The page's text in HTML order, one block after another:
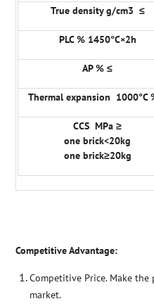
True density g/cm3 ≤
PLC % 1450°C×2h
AP % ≤
Thermal expansion 1000°C
CCS MPa ≥
one brick<20kg
one brick≥20kg
Competitive Advantage:
Competitive Price. Make
market.